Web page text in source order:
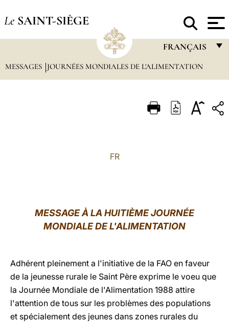
Le SAINT-SIÈGE
FRANÇAIS
FRANÇAIS
ITALIANO
中文
MESSAGES JOURNÉES MONDIALES DE L'ALIMENTATION
FR
MESSAGE À LA HUITIÈME JOURNÉE
MONDIALE DE L'ALIMENTATION
Adhérent pleinement a l'initiative de la FAO en faveur
de la jeunesse rurale le Saint Père exprime le voeu que
la Journée Mondiale de l'Alimentation 1988 attire
l'attention de tous sur les problèmes des populations
et spécialement des jeunes dans zones rurales du